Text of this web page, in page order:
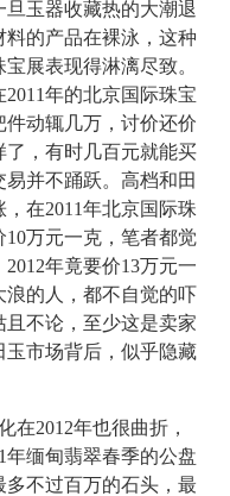
玉器收藏热的大潮退
的产品在裸泳，这种
展表现得淋漓尽致。
年的北京国际珠宝
动辄几万，讨价还价
了，有时几百元就能买
并不踊跃。高档和田
在2011年北京国际珠
万元一克，笔者都觉
年竟要价13万元一
浪的人，都不自觉的吓
不论，至少这是卖家
玉市场背后，似乎隐藏
2012年也很曲折，
年缅甸翡翠春季的公盘
多不过百万的石头，最